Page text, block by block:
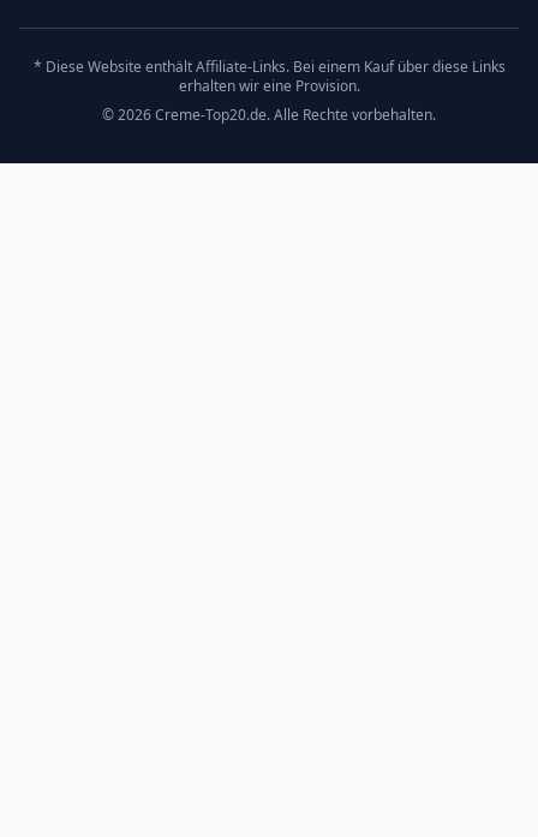
* Diese Website enthält Affiliate-Links. Bei einem Kauf über diese Links
erhalten wir eine Provision.
©2026Creme-Top20.de. Alle Rechte vorbehalten.